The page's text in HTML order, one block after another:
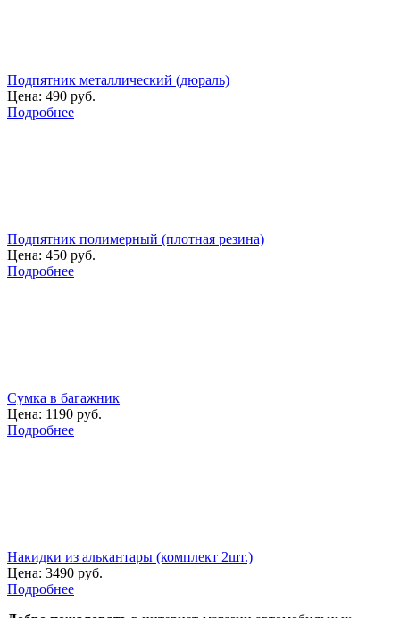
Подпятник металлический (дюраль)
Цена: 490 руб.
Подробнее
Подпятник полимерный (плотная резина)
Цена: 450 руб.
Подробнее
Сумка в багажник
Цена: 1190 руб.
Подробнее
Накидки из алькантары (комплект 2шт.)
Цена: 3490 руб.
Подробнее